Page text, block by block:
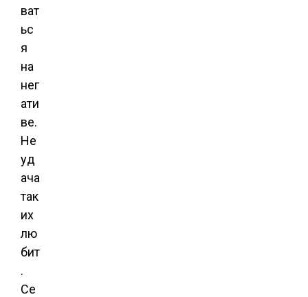
ват
ьс
я
на
нег
ати
ве.
Не
уд
ача
так
их
лю
бит
.
Се